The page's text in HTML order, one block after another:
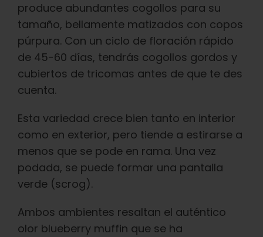
produce abundantes cogollos para su
tamaño, bellamente matizados con copos
púrpura. Con un ciclo de floración rápido
de 45-60 días, tendrás cogollos gordos y
cubiertos de tricomas antes de que te des
cuenta.
Esta variedad crece bien tanto en interior
como en exterior, pero tiende a estirarse a
menos que se pode en rama. Una vez
podada, se puede formar una pantalla
verde (scrog).
Ambos ambientes resaltan el auténtico
olor blueberry muffin que se ha